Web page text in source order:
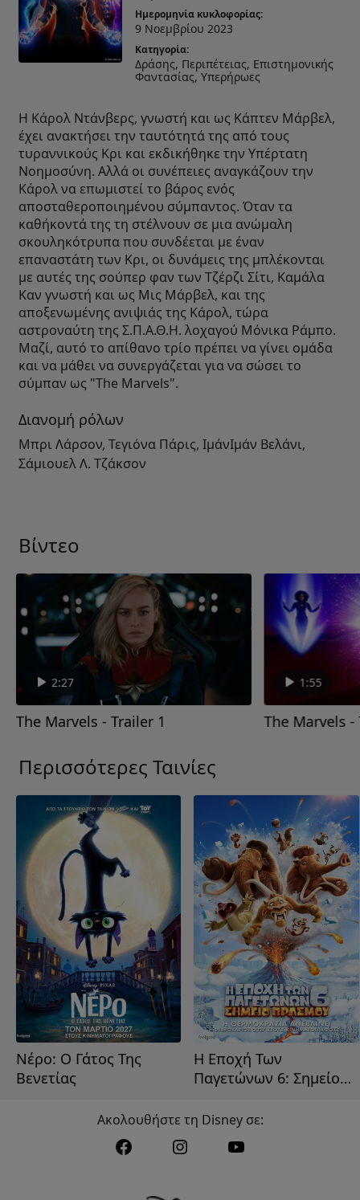
Ημερομηνία κυκλοφορίας:
9 Νοεμβρίου 2023
Κατηγορία:
Δράσης, Περιπέτειας, Επιστημονικής
Φαντασίας, Υπερήρωες
Η Κάρολ Ντάνβερς, γνωστή και ως Κάπτεν Μάρβελ,
έχει ανακτήσει την ταυτότητά της από τους
τυραννικούς Κρι και εκδικήθηκε την Υπέρτατη
Νοημοσύνη. Αλλά οι συνέπειες αναγκάζουν την
Κάρολ να επωμιστεί το βάρος ενός
αποσταθεροποιημένου σύμπαντος. Όταν τα
καθήκοντά της τη στέλνουν σε μια ανώμαλη
σκουληκότρυπα που συνδέεται με έναν
επαναστάτη των Κρι, οι δυνάμεις της μπλέκονται
με αυτές της σούπερ φαν των Τζέρζι Σίτι, Καμάλα
Καν γνωστή και ως Μις Μάρβελ, και της
αποξενωμένης ανιψιάς της Κάρολ, τώρα
αστροναύτη της Σ.Π.Α.Θ.Η. λοχαγού Μόνικα Ράμπο.
Μαζί, αυτό το απίθανο τρίο πρέπει να γίνει ομάδα
και να μάθει να συνεργάζεται για να σώσει το
σύμπαν ως "The Marvels".
Διανομή ρόλων
Μπρι Λάρσον, Τεγιόνα Πάρις, ΙμάνΙμάν Βελάνι,
Σάμιουελ Λ. Τζάκσον
Βίντεο
2:27
The Marvels - Trailer 1
1:55
The Marvels -
Περισσότερες Ταινίες
Νέρο: Ο Γάτος Της
Βενετίας
Η Εποχή Των
Παγετώνων 6: Σημείο
Ακολουθήστε τη Disney σε: